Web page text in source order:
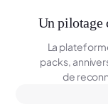
Un pilotage
La
packs,
de